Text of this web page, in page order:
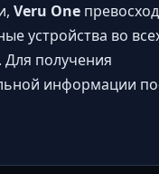
Veru One
устройства во
Для получения
информации